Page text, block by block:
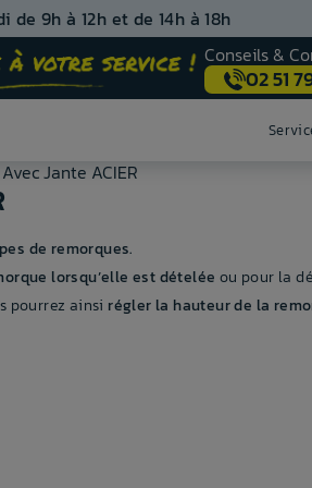
9h à 12h et de 14h à 18h
Conseils &
02 51
Jante ACIER
de remorques.
lorsqu’elle est dételée ou pour la
pourrez ainsi régler la hauteur de la